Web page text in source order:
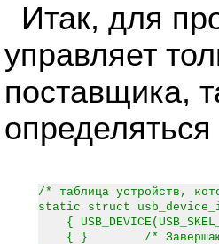
Итак, для
управляет
поставщика,
определяться
/* таблица устройств,
static struct
{
{ } /*